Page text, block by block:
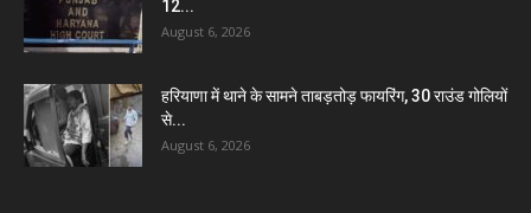
12...
August 6, 2026
हरियाणा में थाने के सामने ताबड़तोड़ फायरिंग, 30 राउंड गोलियों
से...
August 6, 2026